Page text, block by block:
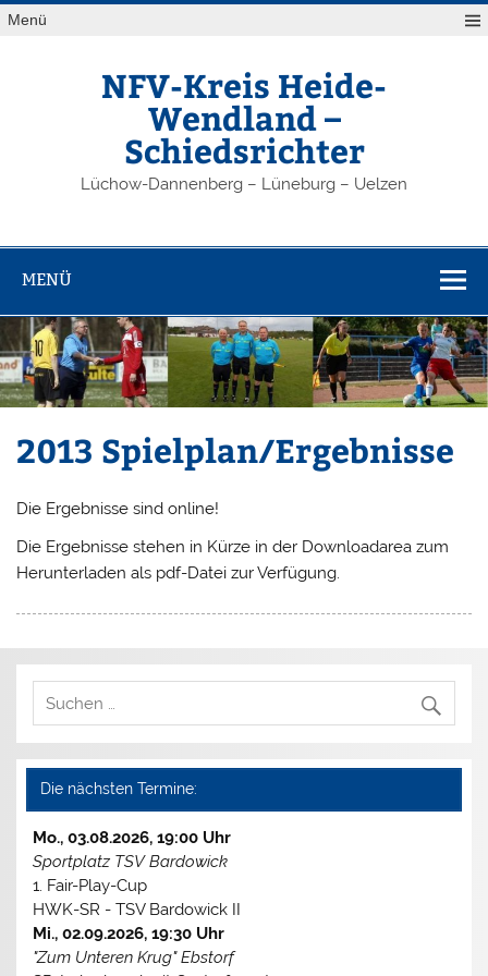
Zum
Inhalt
Menü
NFV-Kreis Heide-
Wendland –
Schiedsrichter
Lüchow-Dannenberg – Lüneburg – Uelzen
MENÜ
2013 Spielplan/Ergebnisse
Die Ergebnisse sind online!
Die Ergebnisse stehen in Kürze in der Downloadarea zum
Herunterladen als pdf-Datei zur Verfügung.
Die nächsten Termine:
Mo., 03.08.2026, 19:00 Uhr
Sportplatz TSV Bardowick
1. Fair-Play-Cup
HWK-SR - TSV Bardowick II
Mi., 02.09.2026, 19:30 Uhr
"Zum Unteren Krug" Ebstorf